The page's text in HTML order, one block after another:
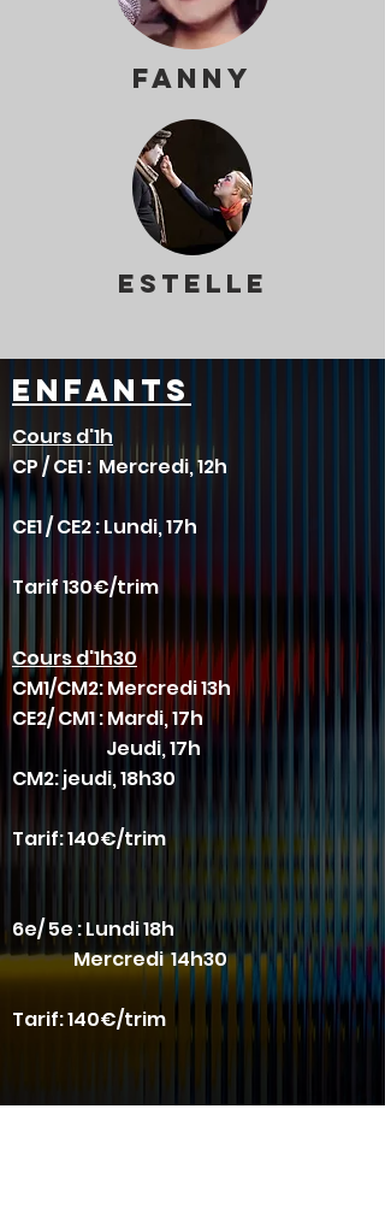
fanny
ESTELLE
Enfants
Cours d'1h
CP / CE1 : Mercredi, 12h
CE1 / CE2: Lundi, 17h
Tarif 130€/trim
Cours d'1h30
CM1/CM2: Mercredi 13h
CE2/ CM1 : Mardi, 17h
Jeudi, 17h
CM2: jeudi, 18h30
Tarif: 140€/trim
6e/ 5e : Lundi 18h
Mercredi 14h30
Tarif: 140€/trim